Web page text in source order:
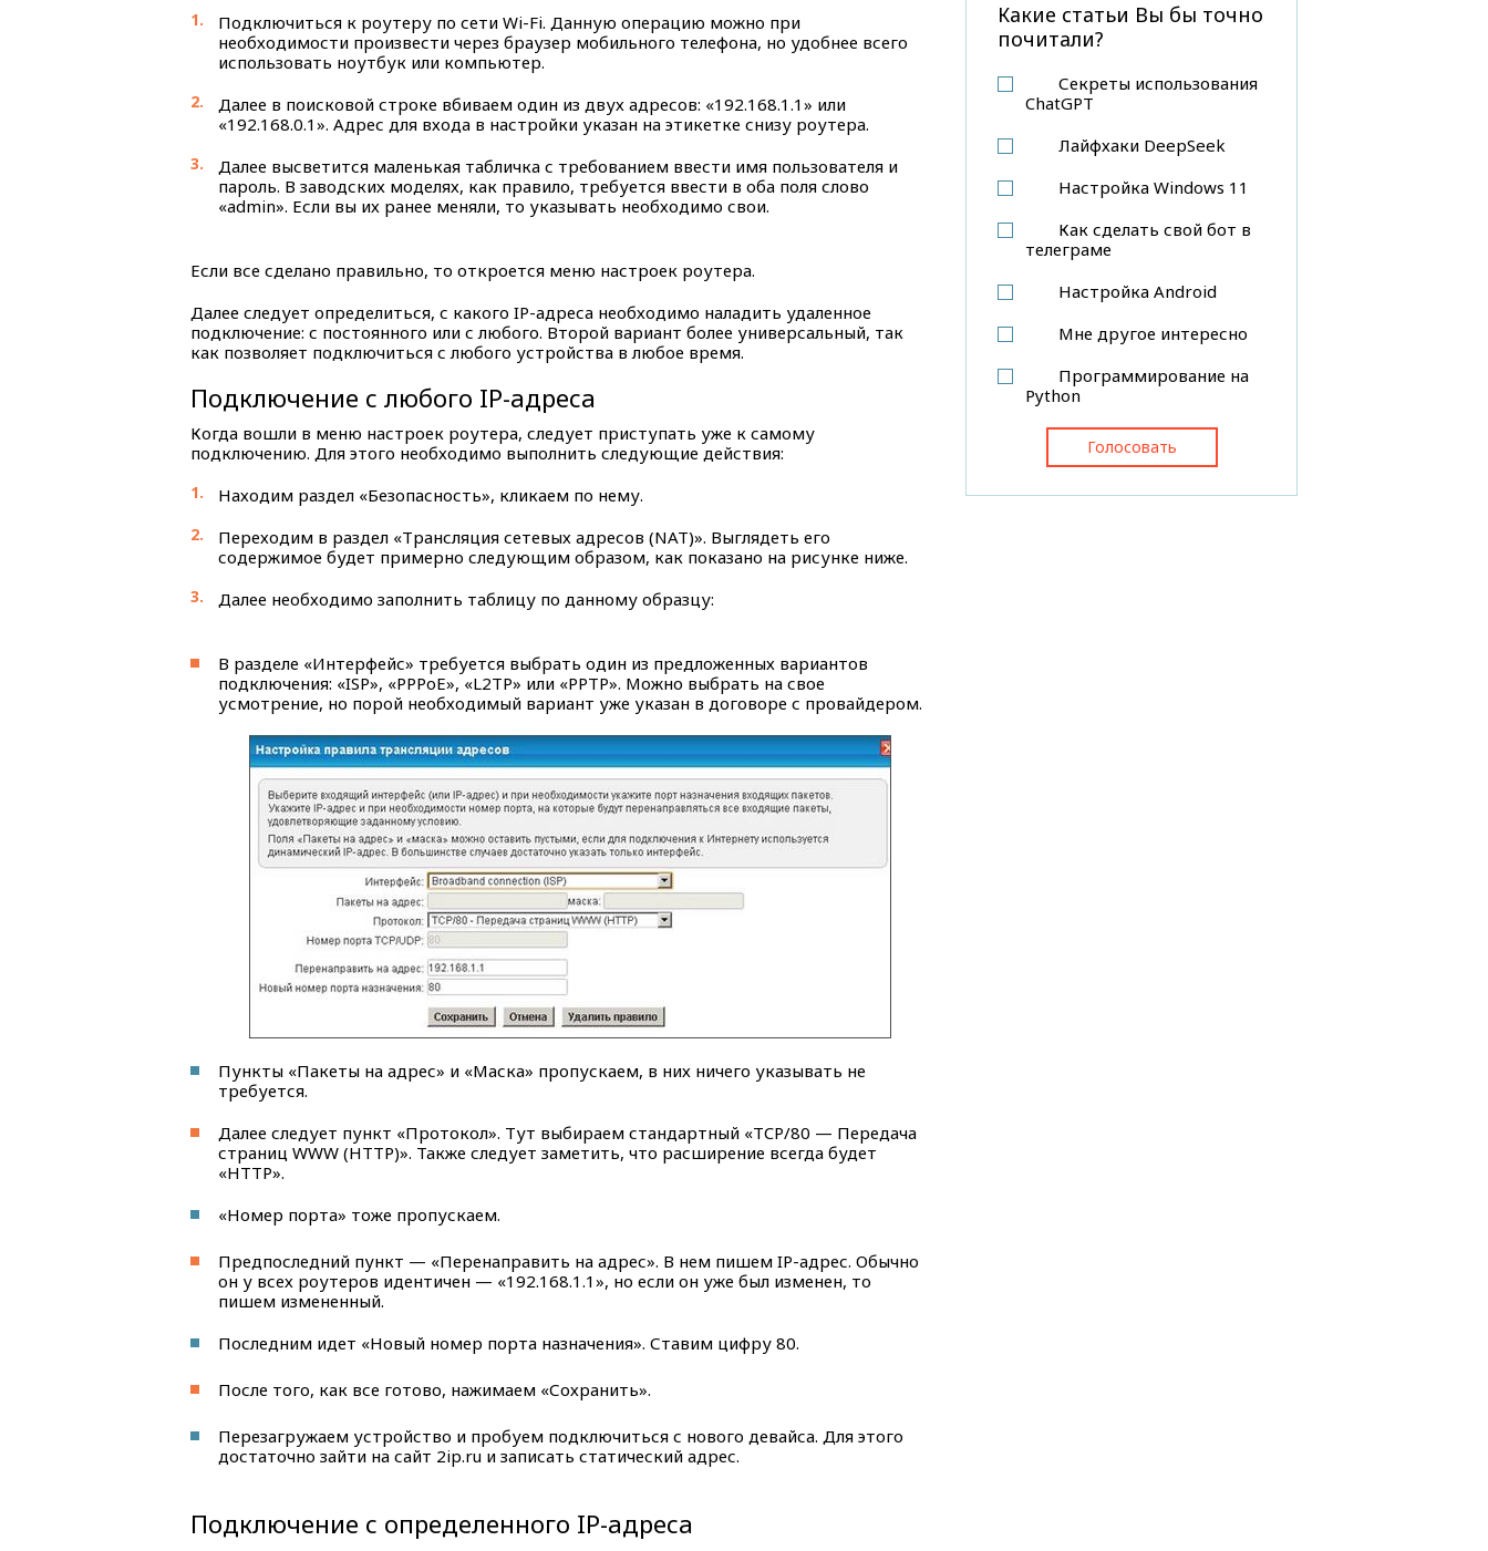
Подключиться к роутеру по сети Wi-Fi. Данную операцию можно при
необходимости произвести через браузер мобильного телефона, но удобнее всего
использовать ноутбук или компьютер.
Далее в поисковой строке вбиваем один из двух адресов: «192.168.1.1» или
«192.168.0.1». Адрес для входа в настройки указан на этикетке снизу роутера.
Далее высветится маленькая табличка с требованием ввести имя пользователя и
пароль. В заводских моделях, как правило, требуется ввести в оба поля слово
«admin». Если вы их ранее меняли, то указывать необходимо свои.
Если все сделано правильно, то откроется меню настроек роутера.
Далее следует определиться, с какого IP-адреса необходимо наладить удаленное
подключение: с постоянного или с любого. Второй вариант более универсальный, так
как позволяет подключиться с любого устройства в любое время.
Подключение с любого IP-адреса
Когда вошли в меню настроек роутера, следует приступать уже к самому
подключению. Для этого необходимо выполнить следующие действия:
Находим раздел «Безопасность», кликаем по нему.
Переходим в раздел «Трансляция сетевых адресов (NAT)». Выглядеть его
содержимое будет примерно следующим образом, как показано на рисунке ниже.
Далее необходимо заполнить таблицу по данному образцу:
В разделе «Интерфейс» требуется выбрать один из предложенных вариантов
подключения: «ISP», «PPPoE», «L2TP» или «PPTP». Можно выбрать на свое
усмотрение, но порой необходимый вариант уже указан в договоре с провайдером.
Пункты «Пакеты на адрес» и «Маска» пропускаем, в них ничего указывать не
требуется.
Далее следует пункт «Протокол». Тут выбираем стандартный «TCP/80 — Передача
страниц WWW (HTTP)». Также следует заметить, что расширение всегда будет
«HTTP».
«Номер порта» тоже пропускаем.
Предпоследний пункт — «Перенаправить на адрес». В нем пишем IP-адрес. Обычно
он у всех роутеров идентичен — «192.168.1.1», но если он уже был изменен, то
пишем измененный.
Последним идет «Новый номер порта назначения». Ставим цифру 80.
После того, как все готово, нажимаем «Сохранить».
Перезагружаем устройство и пробуем подключиться с нового девайса. Для этого
достаточно зайти на сайт 2ip.ru и записать статический адрес.
Подключение с определенного IP-адреса
Какие статьи Вы бы точно
почитали?
Секреты использования
ChatGPT
Лайфхаки DeepSeek
Настройка Windows 11
Как сделать свой бот в
телеграме
Настройка Android
Мне другое интересно
Программирование на
Python